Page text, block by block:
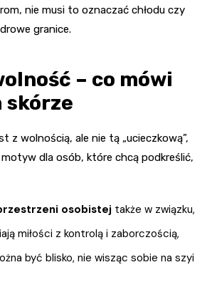
nie musi to oznaczać chłodu czy
granice.
– co mówi
skórze
z wolnością, ale nie tą „ucieczkową”,
dla osób, które chcą podkreślić,
osobistej także w związku,
miłości z kontrolą i zaborczością,
być blisko, nie wisząc sobie na szyi